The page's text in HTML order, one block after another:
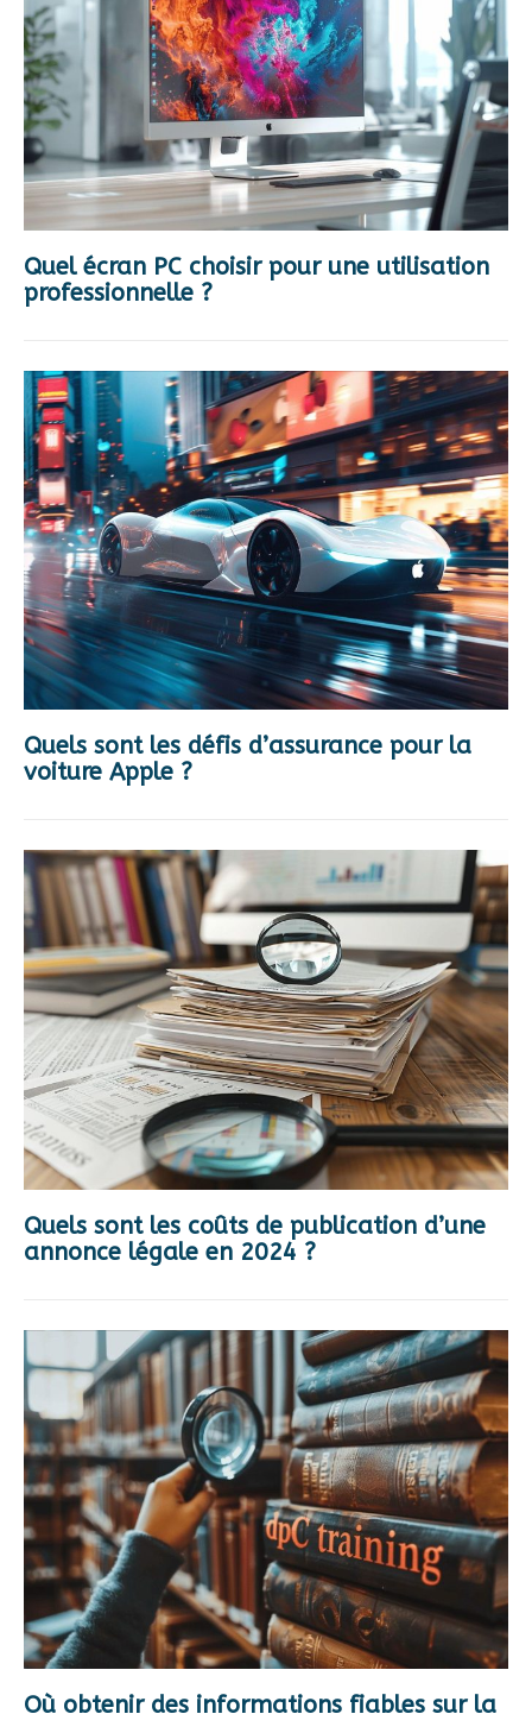
Quel écran PC choisir pour une utilisation
professionnelle ?
Quels sont les défis d’assurance pour la
voiture Apple ?
Quels sont les coûts de publication d’une
annonce légale en 2024 ?
Où obtenir des informations fiables sur la